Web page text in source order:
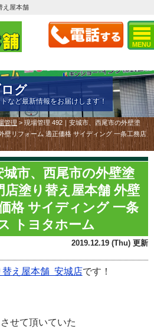
MENU
え屋本舗
グ
など最新情報をお届けします！
管理 > 現場管理 492｜安城市、西尾市の外壁塗
壁リフォーム 適正価格 サイディング 一条工務店
市、西尾市の外壁塗
店塗り替え屋本舗 外壁
格 サイディング 一条
トヨタホーム
2019.12.19 (Thu) 更新
替え屋本舗 安城店です！
せて頂いていた